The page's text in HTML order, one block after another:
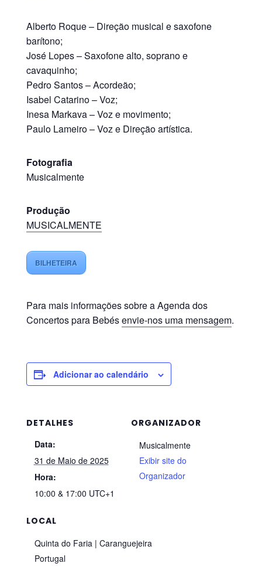
Alberto Roque – Direção musical e saxofone
barítono;
José Lopes – Saxofone alto, soprano e
cavaquinho;
Pedro Santos – Acordeão;
Isabel Catarino – Voz;
Inesa Markava – Voz e movimento;
Paulo Lameiro – Voz e Direção artística.
Fotografia
Musicalmente
Produção
MUSICALMENTE
BILHETEIRA
Para mais informações sobre a Agenda dos
Concertos para Bebésenvie-nos uma mensagem.
Adicionar ao calendário
DETALHES
Data:
31 de Maio de 2025
Hora:
10:00 & 17:00 UTC+1
LOCAL
Quinta do Faria | Caranguejeira
Portugal
ORGANIZADOR
Musicalmente
Exibir site do
Organizador